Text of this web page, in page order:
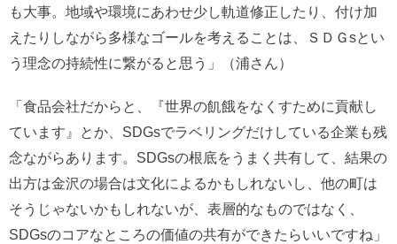
も大事。地域や環境にあわせ少し軌道修正したり、付け加
えたりしながら多様なゴールを考えることは、ＳＤＧsとい
う理念の持続性に繋がると思う」
（浦さん）
「食品会社だからと、『世界の飢餓をなくすために貢献し
ています』とか、SDGsでラベリングだけしている企業も残
念ながらあります。SDGsの根底をうまく共有して、結果の
出方は金沢の場合は文化によるかもしれないし、他の町は
そうじゃないかもしれないが、表層的なものではなく、
SDGsのコアなところの価値の共有ができたらいいですね」